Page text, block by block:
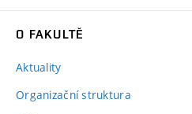
O FAKULTĚ
Aktuality
Organizační struktura